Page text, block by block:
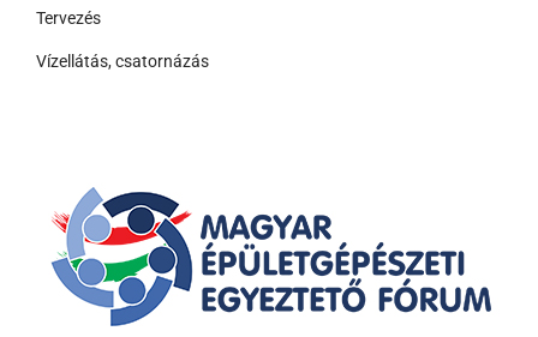
Tervezés
Vízellátás, csatornázás